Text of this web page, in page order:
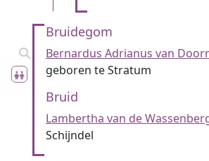
Bruidegom
Bernardus Adrianus van
geboren te Stratum
Bruid
Lambertha van de
Schijndel